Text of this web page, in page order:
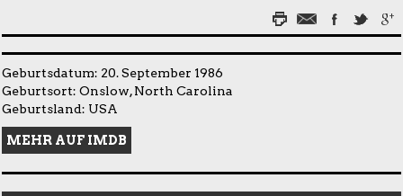
Geburtsdatum: 20. September 1986
Geburtsort: Onslow, North Carolina
Geburtsland: USA
MEHR AUF IMDB